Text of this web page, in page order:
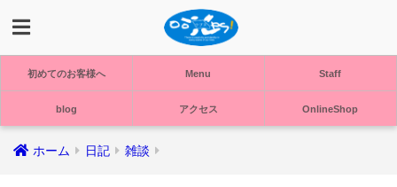
初めてのお客様へ Menu Staff
blog アクセス OnlineShop
ホーム 日記 雑談